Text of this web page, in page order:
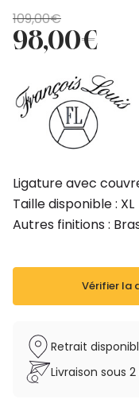
109,00€
Le
prix
initial
était :
109,00€.
98,00€
Le
prix
actuel
98,00€.
Ligature avec
Taille disponible : XL
Autres finitions :
Vérifier la
Retrait
Livraison sous